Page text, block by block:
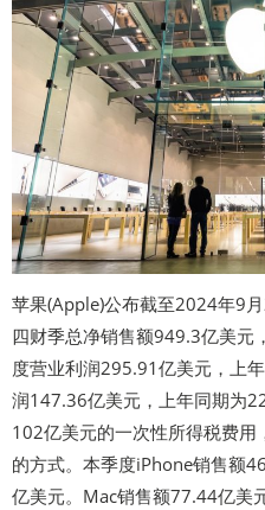
苹果(Apple)公布截至2024年9
四财季总净销售额949.3亿美元
度营业利润295.91亿美元，上
润147.36亿美元，上年同期为
102亿美元的一次性所得税费
的方式。本季度iPhone销售额
亿美元。Mac销售额77.44亿美